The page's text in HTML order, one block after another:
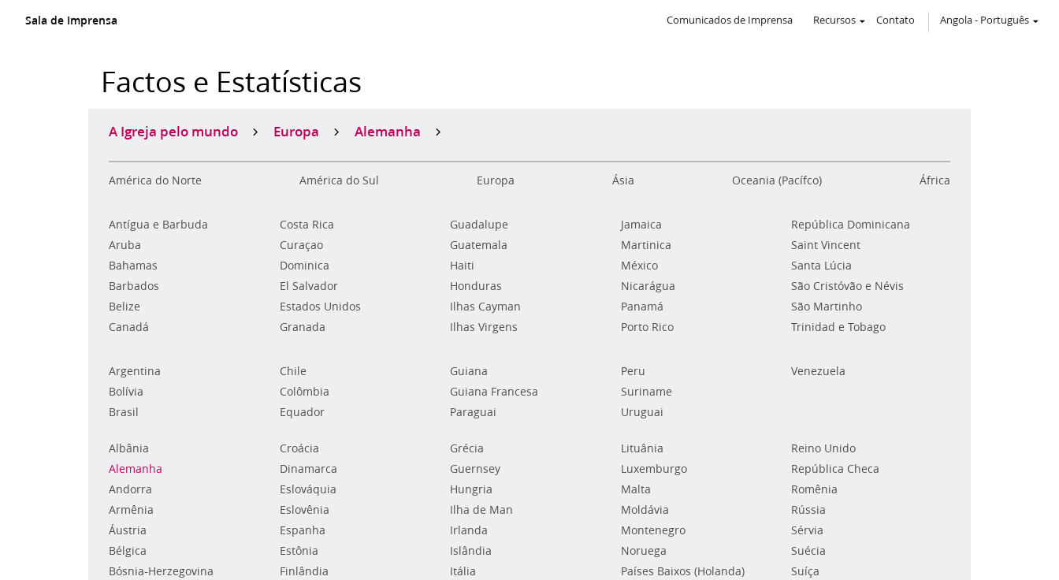
Sala de Imprensa Comunicados de Imprensa Recursos Contato Angola- Português
Factos e Estatísticas
A Igreja pelo mundo Europa Alemanha
América do Norte América do Sul Europa Ásia Oceania (Pacífco) África
Antígua e Barbuda
Aruba
Bahamas
Barbados
Belize
Canadá
Costa Rica
Curaçao
Dominica
El Salvador
Estados Unidos
Granada
Guadalupe
Guatemala
Haiti
Honduras
Ilhas Cayman
Ilhas Virgens
Jamaica
Martinica
México
Nicarágua
Panamá
Porto Rico
República Dominicana
Saint Vincent
Santa Lúcia
São Cristóvão e Névis
São Martinho
Trinidad e Tobago
Argentina
Bolívia
Brasil
Chile
Colômbia
Equador
Guiana
Guiana Francesa
Paraguai
Peru
Suriname
Uruguai
Venezuela
Albânia
Alemanha
Andorra
Armênia
Áustria
Bélgica
Bósnia-Herzegovina
Croácia
Dinamarca
Eslováquia
Eslovênia
Espanha
Estônia
Finlândia
Grécia
Guernsey
Hungria
Ilha de Man
Irlanda
Islândia
Itália
Lituânia
Luxemburgo
Malta
Moldávia
Montenegro
Noruega
Países Baixos (Holanda)
Reino Unido
República Checa
Romênia
Rússia
Sérvia
Suécia
Suíça